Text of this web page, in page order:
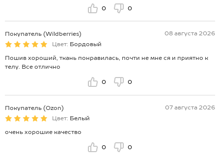
0 0
Покупатель (Wildberries)
08 августа 2026
Цвет: Бордовый
Пошив хороший, ткань понравилась, почти не мне ся и приятно к
телу. Все отлично
0 0
Покупатель (Ozon)
07 августа 2026
Цвет: Белый
очень хорошие качество
0 0